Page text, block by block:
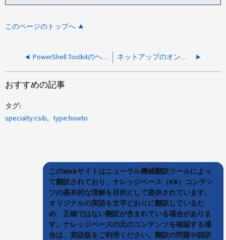
このページのトップへ
PowerShell Toolkitのヘルプへのアクセス方法 ネットアップのオンサイト保守作業に備えるための方法
おすすめの記事
タグ
specialty:csib
type:howto
このWebサイトはニューラル機械翻訳ツールによっ
て翻訳されており、ナレッジベース（KB）コンテン
ツの基本的な理解を目的として提供されています。
オリジナルの英語を文字どおりに翻訳しているた
め、正確ではない翻訳が含まれている場合がありま
す。ナレッジベースの元のコンテンツを確認する場
合は、英語版をご利用ください。翻訳の問題や誤訳